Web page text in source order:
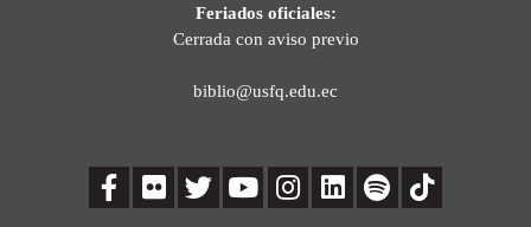
Feriados oficiales:
Cerrada con aviso previo
biblio@usfq.edu.ec